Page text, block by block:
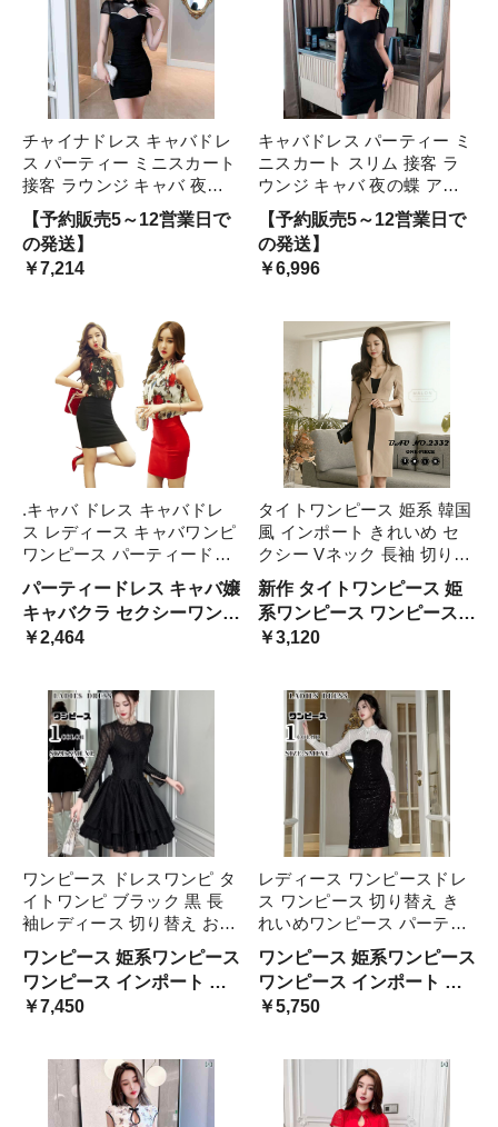
チャイナドレス キャバドレ
ス パーティー ミニスカート
接客 ラウンジ キャバ 夜の
蝶 アゲハ チャイナ風 衣装
ワンピース ヒップラインフ
ィット タイト セクシー 艶
やか アーバン スタイリッ
【予約販売5～12営業日で
の発送】
￥7,214
キャバドレス パーティー ミ
ニスカート スリム 接客 ラ
ウンジ キャバ 夜の蝶 アゲ
ハ 衣装 ワンピース ヒップ
ラインフィット タイト セク
シー 魅惑 アーバン スタイ
リッシュ レディース 艶やか
【予約販売5～12営業日で
の発送】
￥6,996
.キャバ ドレス キャバドレ
ス レディース キャバワンピ
ワンピース パーティードレ
ス ナイトドレス ミニワンピ
ース ミニドレス ミニワンピ
タイト シフォン ベアトップ
チューブトップ付き セクシ
パーティードレス キャバ嬢
キャバクラ セクシーワンピ
ース ナイトドレス ミニド
プラムワンピース キャバワ
ンピ 送料無料
￥2,464
タイトワンピース 姫系 韓国
風 インポート きれいめ セ
クシー Vネック 長袖 切り替
え タイト フリル 着痩せ オ
フショルダー お呼ばれ ミド
ル丈 パーティドレス 上品
エレガント 大人 茶 通勤
新作 タイトワンピース 姫
系ワンピース ワンピース
インポート パーティー お
ワンピース 長袖 キャバ パ
ーティ デート 二次会 結婚
式 -12
￥3,120
ワンピース ドレスワンピ タ
イトワンピ ブラック 黒 長
袖レディース 切り替え お呼
ばれ ミニ丈 膝上 大人 大き
いサイズ パーティードレス
結婚式 二次会 キャバ パー
ティ デー きれいめワンピー
ワンピース 姫系ワンピース
ワンピース インポート パ
ーティー お嬢様 ミディア
￥7,450
レディース ワンピースドレ
ス ワンピース 切り替え き
れいめワンピース パーティ
ードレス ロング丈キレイめ
春 夏 長袖 切り替えワンピ
ース 結婚式 二次会 黒 フォ
ーマル キャ ブラック
ワンピース 姫系ワンピース
ワンピース インポート パ
ーティー お嬢様 ミディア
￥5,750